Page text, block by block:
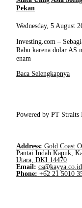
Pekan
Wednesday, 5 August
Investing.com –
Rabu karena dolar AS
enam
Baca Selengkapnya
Powered by PT Straits
Address: Gold Coast
Pantai Indah Kapuk,
Utara, DKI 14470
Email: cs@kayya.co.id
Phone: +62 21 5010